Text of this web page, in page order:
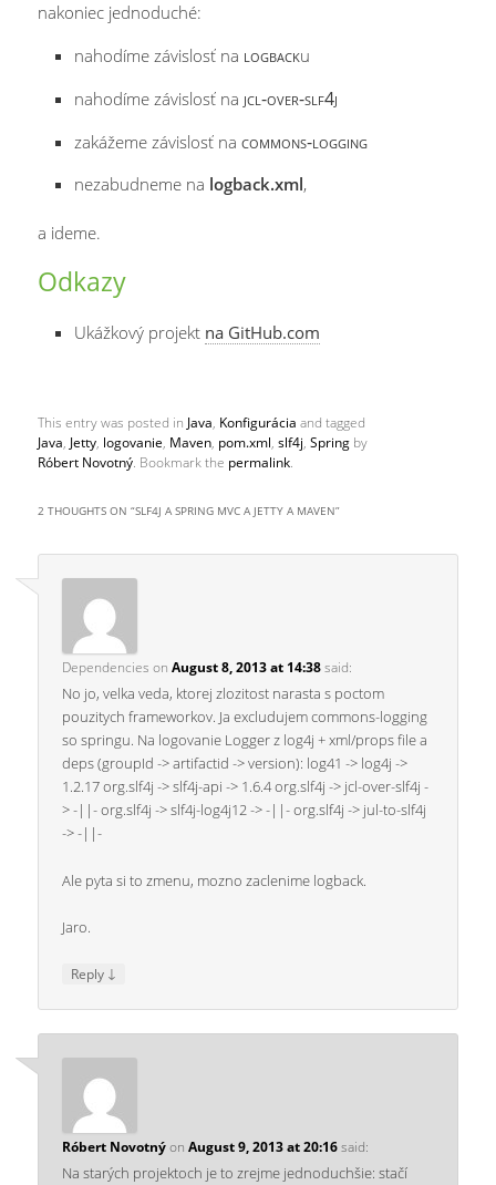
nakoniec jednoduché:
nahodíme závislosť na logbacku
nahodíme závislosť na jcl-over-slf4j
zakážeme závislosť na commons-logging
nezabudneme na logback.xml,
a ideme.
Odkazy
Ukážkový projekt na GitHub.com
This entry was posted in Java, Konfigurácia and tagged
Java, Jetty, logovanie, Maven, pom.xml,slf4j,Spring by
Róbert Novotný. Bookmark the permalink.
2 THOUGHTS ON “SLF4J A SPRING MVC A JETTY A MAVEN”
Dependencies onAugust 8, 2013 at 14:38said:
No jo, velka veda, ktorej zlozitost narasta s poctom
pouzitych frameworkov. Ja excludujem commons-logging
so springu. Na logovanie Logger z log4j + xml/props file a
deps (groupId -> artifactid -> version): log41 -> log4j ->
1.2.17 org.slf4j -> slf4j-api -> 1.6.4 org.slf4j -> jcl-over-slf4j -
> -||- org.slf4j -> slf4j-log4j12 -> -||- org.slf4j -> jul-to-slf4j
-> -||-
Ale pyta si to zmenu, mozno zaclenime logback.
Jaro.
Reply ↓
Róbert NovotnýonAugust 9, 2013 at 20:16said:
Na starých projektoch je to zrejme jednoduchšie: stačí